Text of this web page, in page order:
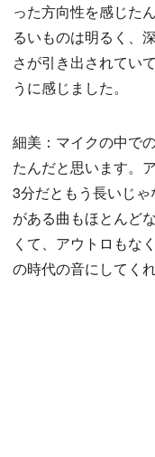
った方向性を感じた
るいものは明るく、
さが引き出されてい
うに感じました。
細美：マイクの中で
たんだと思います。
3分だともう長いじ
がある曲もほとんど
くて、アウトロもな
の時代の音にしてく